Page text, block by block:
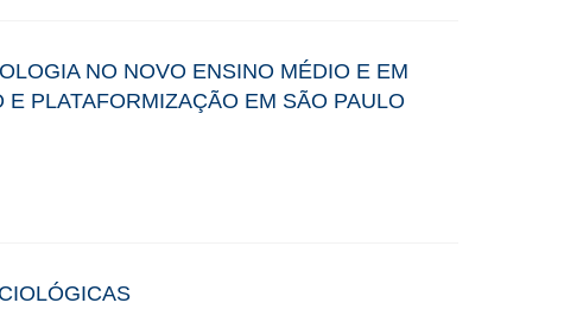
NO NOVO ENSINO MÉDIO E EM
PLATAFORMIZAÇÃO EM SÃO PAULO